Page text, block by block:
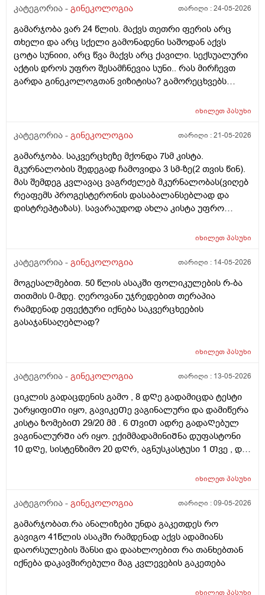
დაავადებებსა და ალცჰაიმერის რისკს უმცირებს და
სიმსივნურ პროცესებს უწყობს ხელს (საშვილოსნო,
საკვერცხეები და უპირველესად, მკერდი). თუ
შეიძლება, მითხრათ_დიდი მადლობა
გულისხმიერებისთვის!
კატეგორია - გინეკოლოგია თარიღი :24-05-2026
გამარჯობა ვარ 24 წლის. მაქვს თეთრი ფერის არც
თხელი და არც სქელი გამონადენი საშოდან აქვს
ცოტა სუნიიი, არც წვა მაქვს არც ქავილი. სექსუალური
აქტის დროს უფრო შესამჩნევია სუნი.. რას მირჩევთ
გარდა გინეკოლოგთან ვიზიტისა? გამორეცხვებს
მაინტერესებს პირიდან ამომდის რაღაცნაირი სუნი
იყოს?
იხილეთპასუხი
კატეგორია - გინეკოლოგია თარიღი :21-05-2026
გამარჯობა. საკვერცხეზე მქონდა 7სმ კისტა.
მკურნალობის შედეგად ჩამოვიდა 3 სმ-ზე(2 თვის წინ).
მას შემდეგ კვლავაც ვაგრძელებ მკურნალობას(ვიღებ
რეაფემს პროგესტერონის დასაბალანსებლად და
დისტრეპტაზას). სავარაუდოდ ახლა კისტა უფრო
ვიზიტი) მსურს აპარატული მასაჟის - ენდოსფერო
კეთდება და ვიბრაციის მეშვეობით აუმჯობესებს
მაინტერესებს, მუცლის არეზე დასაშვებია ეს
პროცედურა?
იხილეთპასუხი
კატეგორია - გინეკოლოგია თარიღი : 14-05-2026
მოგესალმებით. 50 წლის ასაკში ფოლიკულების რ-ბა
თითმის 0-მდე. ღეროვანი უჯრედებით თერაპია
რამდენად ეფექტური იქნება საკვერცხეების
გასაჯანსაღებლად?
იხილეთპასუხი
კატეგორია - გინეკოლოგია თარიღი : 13-05-2026
ციკლის გადაცდენის გამო , 8 დᲦე გადამიცდა ტესტი
უარყიფიᲗი იყო, გავიკეᲗე ვაგინალური და დამიწერა
კისტა ზომებიᲗ 29/20 მმ . 6 ᲗვიᲗ ადრე გადაᲦებულ
ვაგინალურᲨი არ იყო. ექიმმადამინიᲨნა დუფასტონი
10 დᲦე, სისტენზიმო 20 დᲦრ, აგნუსკასტუსი 1 Თვე , და
რამდენადსაყურადᲦებოა და Თუ დაეხმარება ეს
იხილეთპასუხი
კატეგორია - გინეკოლოგია თარიღი :09-05-2026
გამარჯობათ.რა ანალიზები უნდა გაკეთდეს რო
გავიგო 41წლის ასაკში რამდენად აქვს ადამიანს
დაორსულების შანსი და დაახლოებით რა თანხებთან
იქნება დაკავშირებული მაგ კვლევების გაკეთება
იხილეთპასუხი